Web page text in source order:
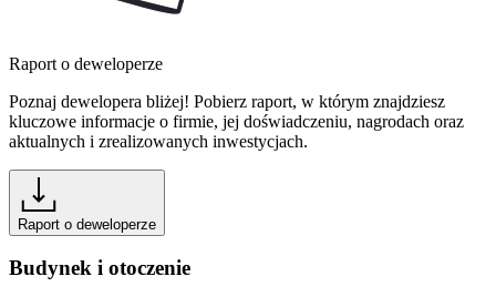
Raport o deweloperze
Poznaj dewelopera bliżej! Pobierz raport, w którym znajdziesz
kluczowe informacje o firmie, jej doświadczeniu, nagrodach oraz
aktualnych i zrealizowanych inwestycjach.
Raport o deweloperze
Budynek i otoczenie